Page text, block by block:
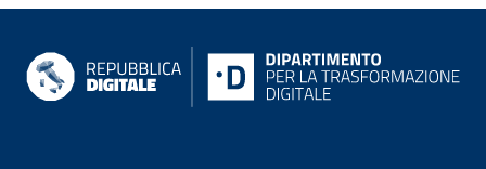
siti di riferimento